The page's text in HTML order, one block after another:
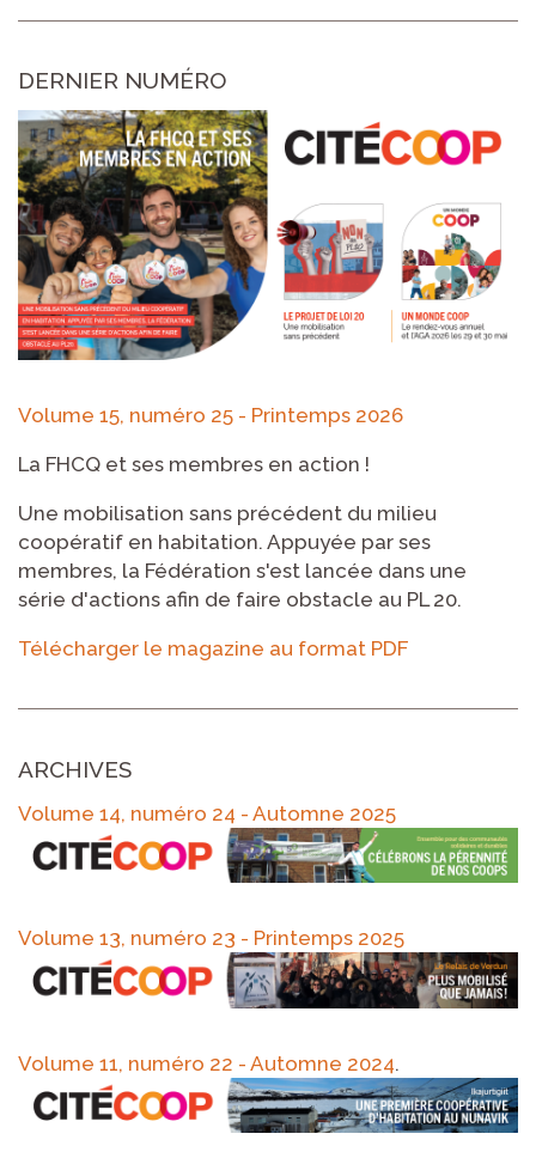
DERNIER NUMÉRO
Volume 15, numéro 25 - Printemps 2026
La FHCQ et ses membres en action !
Une mobilisation sans précédent du milieu
coopératif en habitation. Appuyée par ses
membres, la Fédération s'est lancée dans une
série d'actions afin de faire obstacle au PL 20.
Télécharger le magazine au format PDF
ARCHIVES
Volume 14, numéro 24 - Automne 2025
Volume 13, numéro 23 - Printemps 2025
Volume 11, numéro 22 - Automne 2024.